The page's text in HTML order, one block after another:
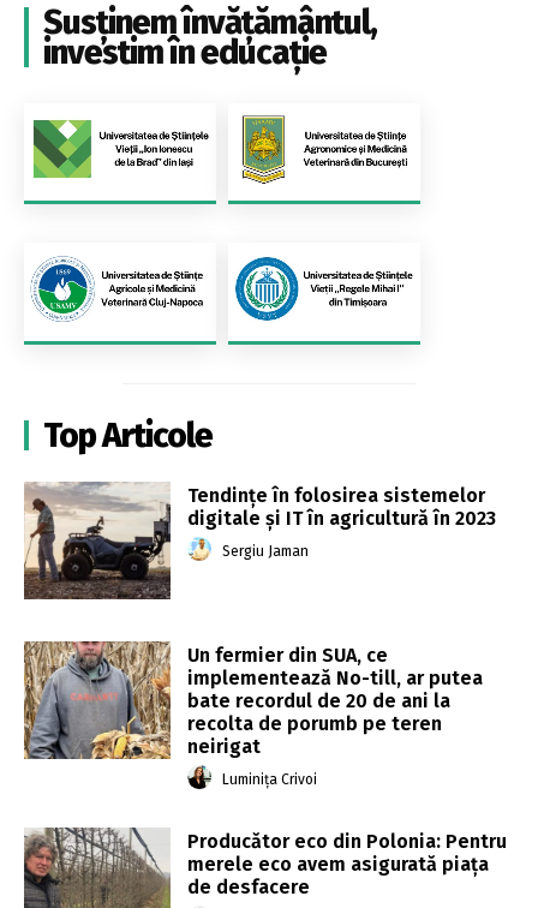
Susținem învățământul,
investim în educație
Top Articole
Tendințe în folosirea sistemelor
digitale și IT în agricultură în 2023
Sergiu Jaman
Un fermier din SUA, ce
implementează No-till, ar putea
bate recordul de 20 de ani la
recolta de porumb pe teren
neirigat
Luminița Crivoi
Producător eco din Polonia: Pentru
merele eco avem asigurată piața
de desfacere